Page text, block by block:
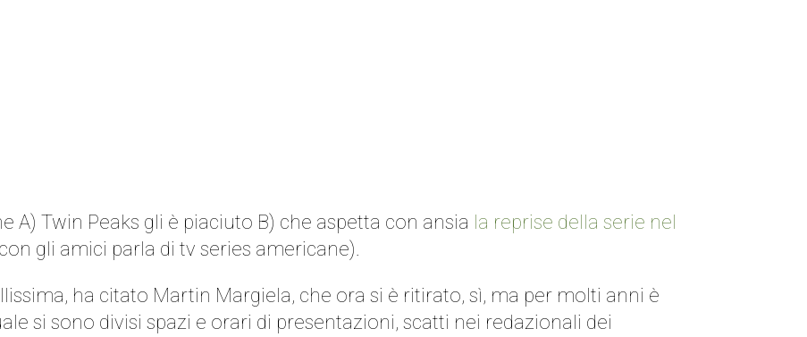
A) Twin Peaks gli è piaciuto B) che aspetta con ansia la reprise della serie nel
gli amici parla di tv series americane).
ha citato Martin Margiela, che ora si è ritirato, sì, ma per molti anni è
si sono divisi spazi e orari di presentazioni, scatti nei redazionali dei